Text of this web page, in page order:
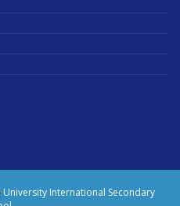
International Secondary